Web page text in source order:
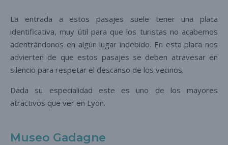
La entrada a estos pasajes suele tener una placa
identificativa, muy útil para que los turistas no acabemos
adentrándonos en algún lugar indebido. En esta placa nos
advierten de que estos pasajes se deben atravesar en
silencio para respetar el descanso de los vecinos.
Dada su especialidad este es uno de los mayores
atractivos que ver en Lyon.
Museo Gadagne